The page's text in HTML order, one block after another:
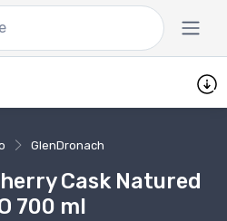
GlenDronach
Cask Natured
700 ml